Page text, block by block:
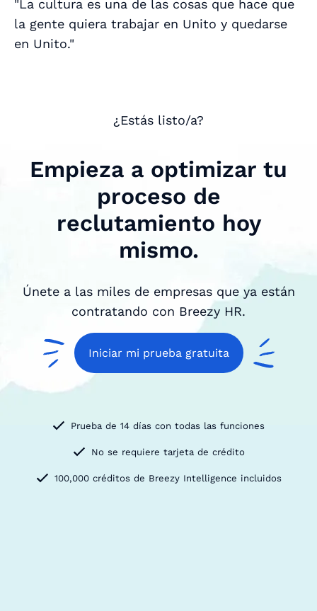
"La cultura es una de las cosas que hace que
la gente quiera trabajar en Unito y quedarse
en Unito."
¿Estás listo/a?
Empieza a optimizar tu
proceso de
reclutamiento hoy
mismo.
Únete a las miles de empresas que ya están
contratando con Breezy HR.
Iniciar mi prueba gratuita
Prueba de 14 días con todas las funciones
No se requiere tarjeta de crédito
100,000 créditos de Breezy Intelligence incluidos